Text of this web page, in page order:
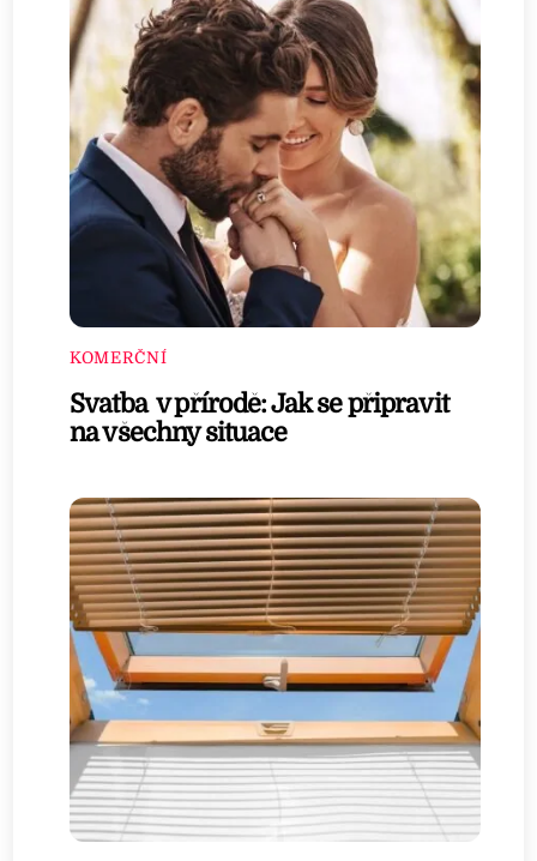
KOMERČNÍ
Svatba v přírodě: Jak se připravit
na všechny situace